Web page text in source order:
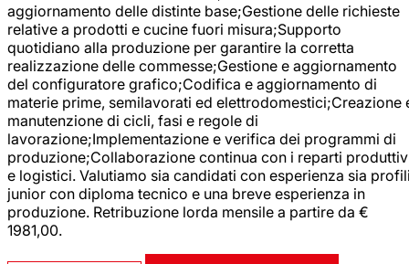
aggiornamento delle distinte base;Gestione delle richieste
relative a prodotti e cucine fuori misura;Supporto
quotidiano alla produzione per garantire la corretta
realizzazione delle commesse;Gestione e aggiornamento
del configuratore grafico;Codifica e aggiornamento di
materie prime, semilavorati ed elettrodomestici;Creazione
manutenzione di cicli, fasi e regole di
lavorazione;Implementazione e verifica dei programmi di
produzione;Collaborazione continua con i reparti
e logistici. Valutiamo sia candidati con esperienza sia
junior con diploma tecnico e una breve esperienza in
produzione. Retribuzione lorda mensile a partire da €
1981,00.